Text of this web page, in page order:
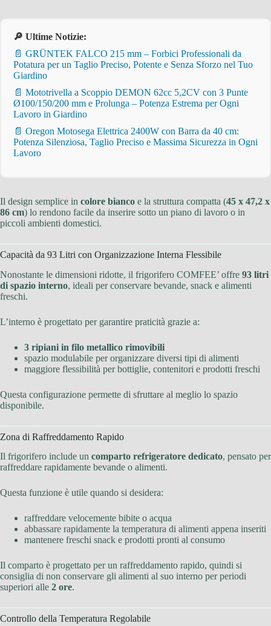
🔎 Ultime Notizie:
📄 GRÜNTEK FALCO 215 mm – Forbici Professionali da
Potatura per un Taglio Preciso, Potente e Senza Sforzo nel Tuo
Giardino
📄 Mototrivella a Scoppio DEMON 62cc 5,2CV con 3 Punte
Ø100/150/200 mm e Prolunga – Potenza Estrema per Ogni
Lavoro in Giardino
📄 Oregon Motosega Elettrica 2400W con Barra da 40 cm:
Potenza Silenziosa, Taglio Preciso e Massima Sicurezza in Ogni
Lavoro
Il design semplice in colore bianco e la struttura compatta (45 x 47,2 x
86 cm) lo rendono facile da inserire sotto un piano di lavoro o in
piccoli ambienti domestici.
Capacità da 93 Litri con Organizzazione Interna Flessibile
Nonostante le dimensioni ridotte, il frigorifero COMFEE’ offre 93 litri
di spazio interno, ideali per conservare bevande, snack e alimenti
freschi.
L’interno è progettato per garantire praticità grazie a:
3 ripiani in filo metallico rimovibili
spazio modulabile per organizzare diversi tipi di alimenti
maggiore flessibilità per bottiglie, contenitori e prodotti freschi
Questa configurazione permette di sfruttare al meglio lo spazio
disponibile.
Zona di Raffreddamento Rapido
Il frigorifero include un comparto refrigeratore dedicato, pensato per
raffreddare rapidamente bevande o alimenti.
Questa funzione è utile quando si desidera:
raffreddare velocemente bibite o acqua
abbassare rapidamente la temperatura di alimenti appena inseriti
mantenere freschi snack e prodotti pronti al consumo
Il comparto è progettato per un raffreddamento rapido, quindi si
consiglia di non conservare gli alimenti al suo interno per periodi
superiori alle 2 ore.
Controllo della Temperatura Regolabile